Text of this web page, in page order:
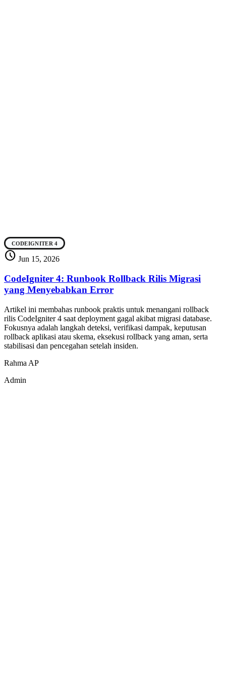
CODEIGNITER 4
schedule Jun 15, 2026
CodeIgniter 4: Runbook Rollback Rilis Migrasi
yang Menyebabkan Error
Artikel ini membahas runbook praktis untuk menangani rollback
rilis CodeIgniter 4 saat deployment gagal akibat migrasi database.
Fokusnya adalah langkah deteksi, verifikasi dampak, keputusan
rollback aplikasi atau skema, eksekusi rollback yang aman, serta
stabilisasi dan pencegahan setelah insiden.
Rahma AP
Admin